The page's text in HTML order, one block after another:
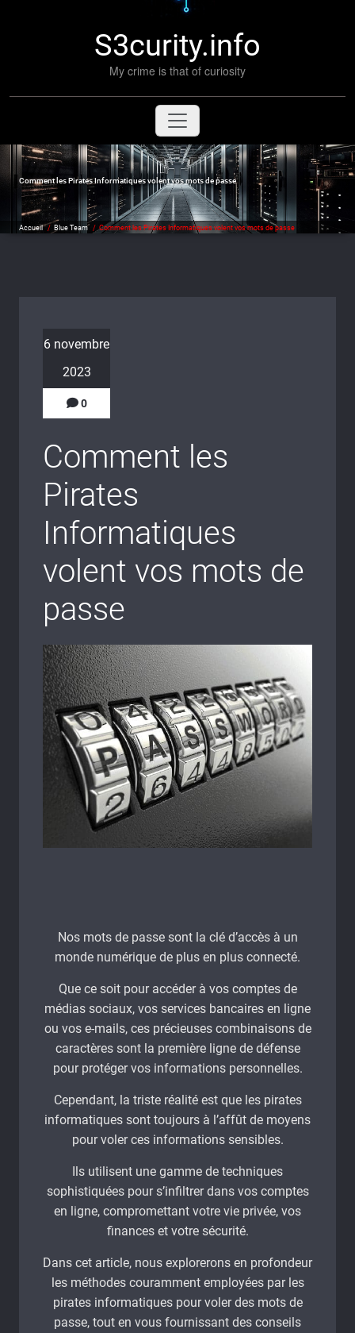
S3curity.info
My crime is that of curiosity
Comment les Pirates Informatiques volent vos mots de passe
Accueil/ Blue Team/Comment les Pirates Informatiques volent vos mots de passe
6 novembre
2023
0
Comment les
Pirates
Informatiques
volent vos mots de
passe
Nos mots de passe sont la clé d’accès à un
monde numérique de plus en plus connecté.
Que ce soit pour accéder à vos comptes de
médias sociaux, vos services bancaires en ligne
ou vos e-mails, ces précieuses combinaisons de
caractères sont la première ligne de défense
pour protéger vos informations personnelles.
Cependant, la triste réalité est que les pirates
informatiques sont toujours à l’affût de moyens
pour voler ces informations sensibles.
Ils utilisent une gamme de techniques
sophistiquées pour s’infiltrer dans vos comptes
en ligne, compromettant votre vie privée, vos
finances et votre sécurité.
Dans cet article, nous explorerons en profondeur
les méthodes couramment employées par les
pirates informatiques pour voler des mots de
passe, tout en vous fournissant des conseils